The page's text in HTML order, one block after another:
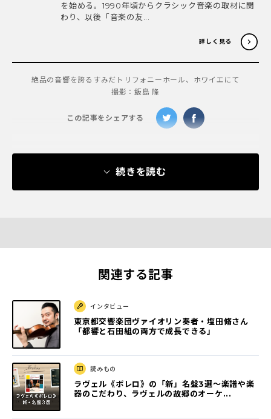
を始める。1990年頃からクラシック音楽の取材に関
わり、以後「音楽の友...
詳しく見る
絶品の音響を誇るすみだトリフォニーホール、ホワイエにて
撮影：飯島 隆
この記事をシェアする
続きを読む
関連する記事
インタビュー
東京都交響楽団ヴァイオリン奏者・塩田脩さん
「都響と石田組の両方で成長できる」
読みもの
ラヴェル《ボレロ》の「新」名盤3選〜楽譜や楽
器のこだわり、ラヴェルの故郷のオーケ...